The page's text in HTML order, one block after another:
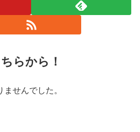
らから！
せんでした。